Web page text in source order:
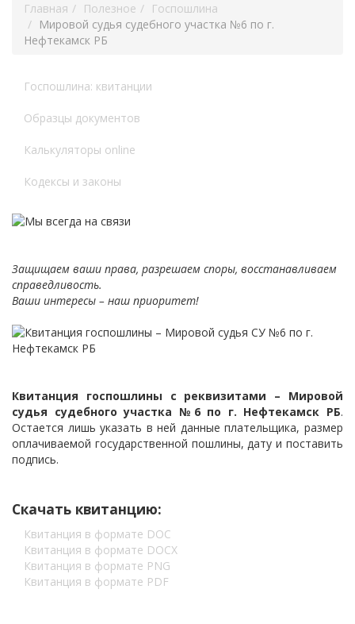
Главная Полезное
Госпошлина
Мировой судья судебного участка №6 по г.
Нефтекамск РБ
Госпошлина: квитанции
Образцы документов
Калькуляторы online
Кодексы и законы
Защищаем ваши права, разрешаем споры, восстанавливаем
справедливость.
Ваши интересы – наш приоритет!
Квитанция госпошлины с реквизитами – Мировой
судья судебного участка №6 по г. Нефтекамск РБ.
Остается лишь указать в ней данные плательщика, размер
оплачиваемой государственной пошлины, дату и поставить
подпись.
Скачать квитанцию:
Квитанция в формате DOC
Квитанция в формате DOCX
Квитанция в формате PNG
Квитанция в формате PDF